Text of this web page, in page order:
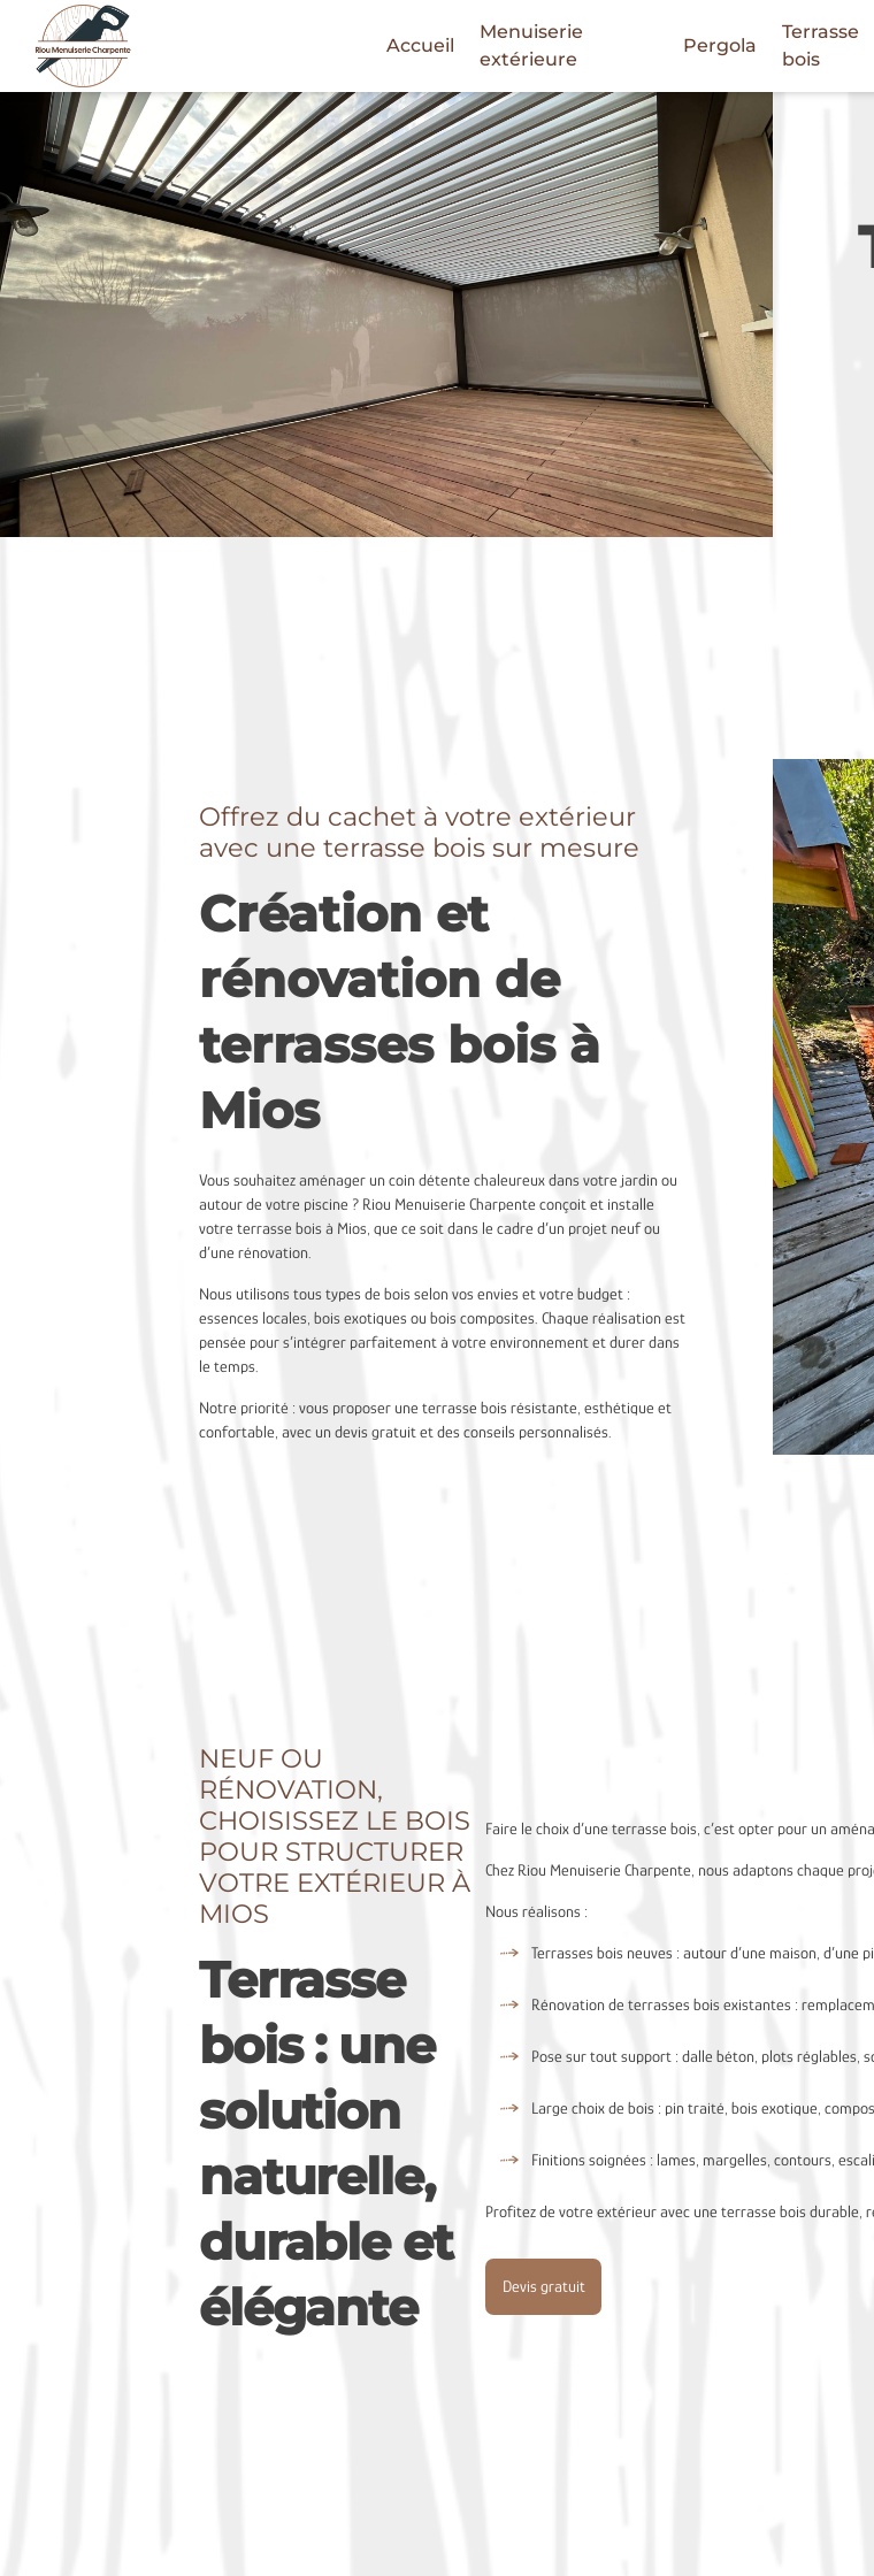
Accueil
Menuiserie
extérieure
Pergola
Terrasse
bois
Offrez du cachet à votre extérieur
avec une terrasse bois sur mesure
Création et
rénovation de
terrasses bois à
Mios
Vous souhaitez aménager un coin détente chaleureux dans votre jardin ou
autour de votre piscine ? Riou Menuiserie Charpente conçoit et installe
votre terrasse bois à Mios, que ce soit dans le cadre d’un projet neuf ou
d’une rénovation.
Nous utilisons tous types de bois selon vos envies et votre budget :
essences locales, bois exotiques ou bois composites. Chaque réalisation est
pensée pour s’intégrer parfaitement à votre environnement et durer dans
le temps.
Notre priorité : vous proposer une terrasse bois résistante, esthétique et
confortable, avec un devis gratuit et des conseils personnalisés.
NEUF OU
RÉNOVATION,
CHOISISSEZ LE BOIS
POUR STRUCTURER
VOTRE EXTÉRIEUR À
MIOS
Terrasse
bois : une
solution
naturelle,
durable et
élégante
Faire le choix d’une terrasse bois, c’est opter pour un
Chez Riou Menuiserie Charpente, nous adaptons chaque
Nous réalisons :
Terrasses bois neuves : autour d’une maison, d’une
Rénovation de terrasses bois existantes :
Pose sur tout support : dalle béton, plots réglables,
Large choix de bois : pin traité, bois exotique,
Finitions soignées : lames, margelles, contours,
Profitez de votre extérieur avec une terrasse bois durable,
Devis gratuit